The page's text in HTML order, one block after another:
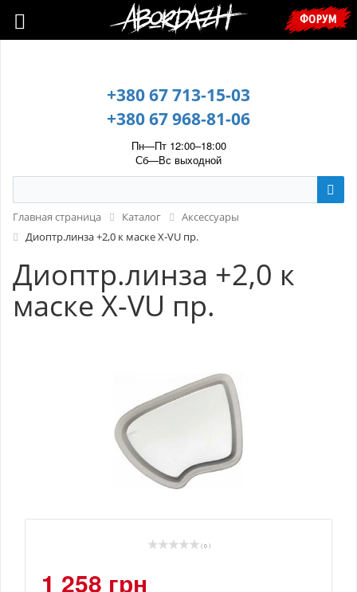
🇺🇦 У зв’язку з воєнним станом, прохання уточнювати ціну та
наявність у менеджера. 🇺🇦
+380 67 713-15-03
+380 67 968-81-06
Пн—Пт 12:00–18:00
Сб—Вс выходной
ФОРУМ
Главная страница Каталог
Аксессуары
Диоптр.линза +2,0 к маске X-VU пр.
Диоптр.линза +2,0 к
маске X-VU пр.
( 0 )
1 258 грн